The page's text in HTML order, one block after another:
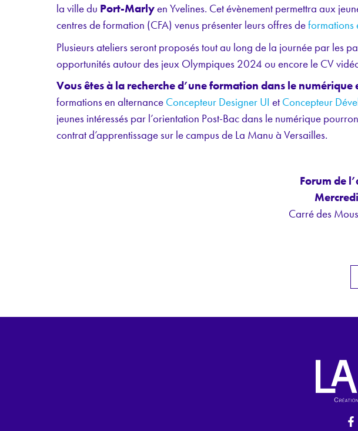
la ville du Port-Marlyen Yvelines. Cet évènement permettra aux
centres de formation (CFA) venus présenter leurs offres deformations
Plusieurs ateliers seront proposés tout au long de la journée par les
opportunités autour des jeux Olympiques 2024 ou encore le CV
Vous êtes à la recherche d’une formation dans le numérique
formations en alternance Concepteur Designer UI et Concepteur
jeunes intéressés par l’orientation Post-Bac dans le numérique
contrat d’apprentissage sur le campus de La Manu à Versailles.
Forum de
Carré des